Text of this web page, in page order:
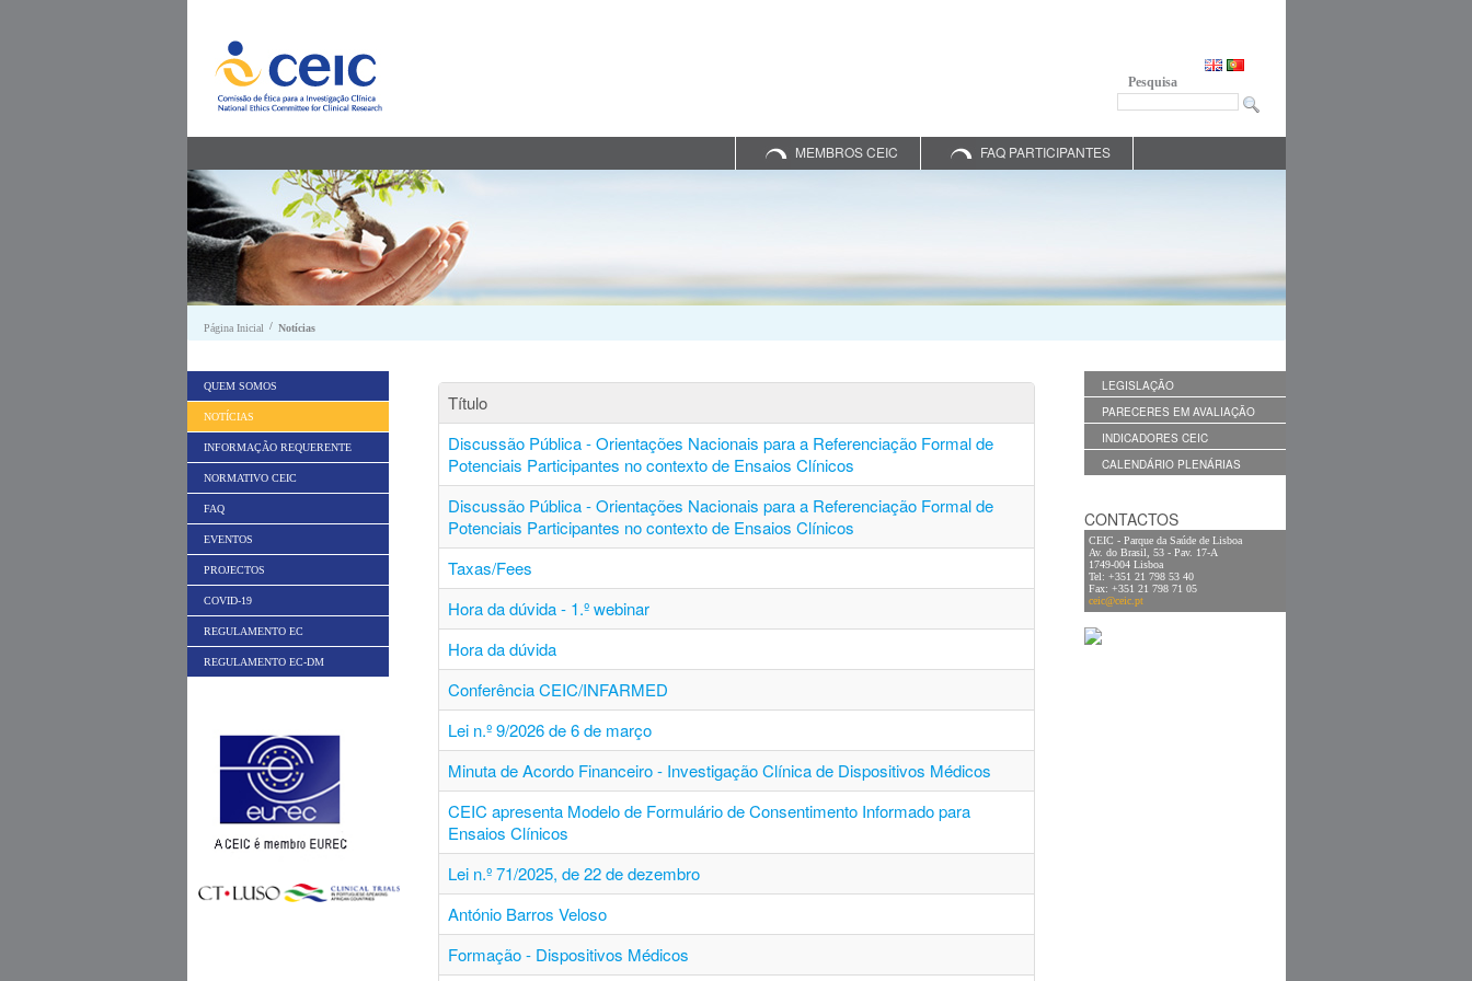
Pesquisa
MEMBROS CEIC FAQ PARTICIPANTES
Página Inicial / Notícias
QUEM SOMOS
NOTÍCIAS
INFORMAÇÃO REQUERENTE
NORMATIVO CEIC
FAQ
EVENTOS
PROJECTOS
COVID-19
REGULAMENTO EC
REGULAMENTO EC-DM
Título
Discussão Pública - Orientações Nacionais para a Referenciação Formal de
Potenciais Participantes no contexto de Ensaios Clínicos
Discussão Pública - Orientações Nacionais para a Referenciação Formal de
Potenciais Participantes no contexto de Ensaios Clínicos
Taxas/Fees
Hora da dúvida - 1.º webinar
Hora da dúvida
Conferência CEIC/INFARMED
Lei n.º 9/2026 de 6 de março
Minuta de Acordo Financeiro - Investigação Clínica de Dispositivos Médicos
CEIC apresenta Modelo de Formulário de Consentimento Informado para
Ensaios Clínicos
Lei n.º 71/2025, de 22 de dezembro
António Barros Veloso
Formação - Dispositivos Médicos
LEGISLAÇÃO
PARECERES EM AVALIAÇÃO
INDICADORES CEIC
CALENDÁRIO PLENÁRIAS
CONTACTOS
CEIC - Parque da Saúde de Lisboa
Av. do Brasil, 53 - Pav. 17-A
1749-004 Lisboa
Tel: +351 21 798 53 40
Fax: +351 21 798 71 05
ceic@ceic.pt